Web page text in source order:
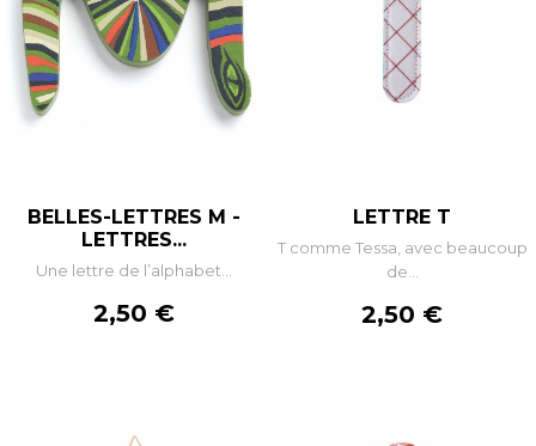
BELLES-LETTRES M -
LETTRES...
Une lettre de l’alphabet...
Prix
2,50 €
LETTRE T
T comme Tessa, avec beaucoup
de...
Prix
2,50 €